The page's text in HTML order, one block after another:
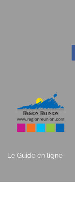
Le Guide en ligne